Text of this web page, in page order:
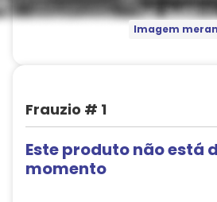
Imagem
Frauzio # 1
Este produto não está
momento